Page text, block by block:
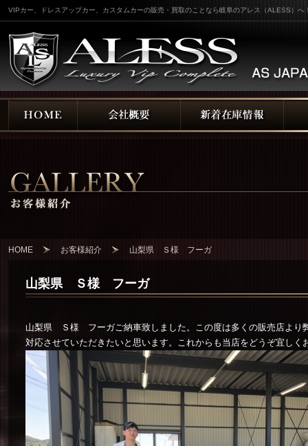
VIPカー、ドレスアップカー、カスタムカーの販売・買取のことなら岐阜のアレス（ALESS）へ
HOME お客様紹介 山梨県 Ｓ様 フーガ
山梨県 Ｓ様 フーガ
山梨県 Ｓ様 フーガご納車致しました。この度は多くの販売店より
対応させていただきたいと思います。これからも当店をどうぞ宜し